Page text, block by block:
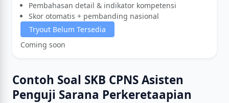
Pembahasan detail & indikator kompetensi
Skor otomatis + pembanding nasional
Tryout Belum Tersedia
Coming soon
Contoh Soal SKB CPNS Asisten
Penguji Sarana Perkeretaapian